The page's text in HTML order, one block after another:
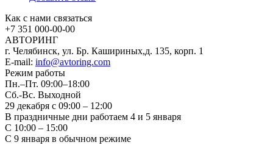
Как с нами связаться
+7 351 000-00-00
АВТОРИНГ
г. Челябинск, ул. Бр. Кашириных,д. 135, корп. 1
E-mail: info@avtoring.com
Режим работы
Пн.–Пт. 09:00–18:00
Сб.-Вс. Выходной
29 декабря с 09:00 – 12:00
В праздничные дни работаем 4 и 5 января
С 10:00 – 15:00
С 9 января в обычном режиме